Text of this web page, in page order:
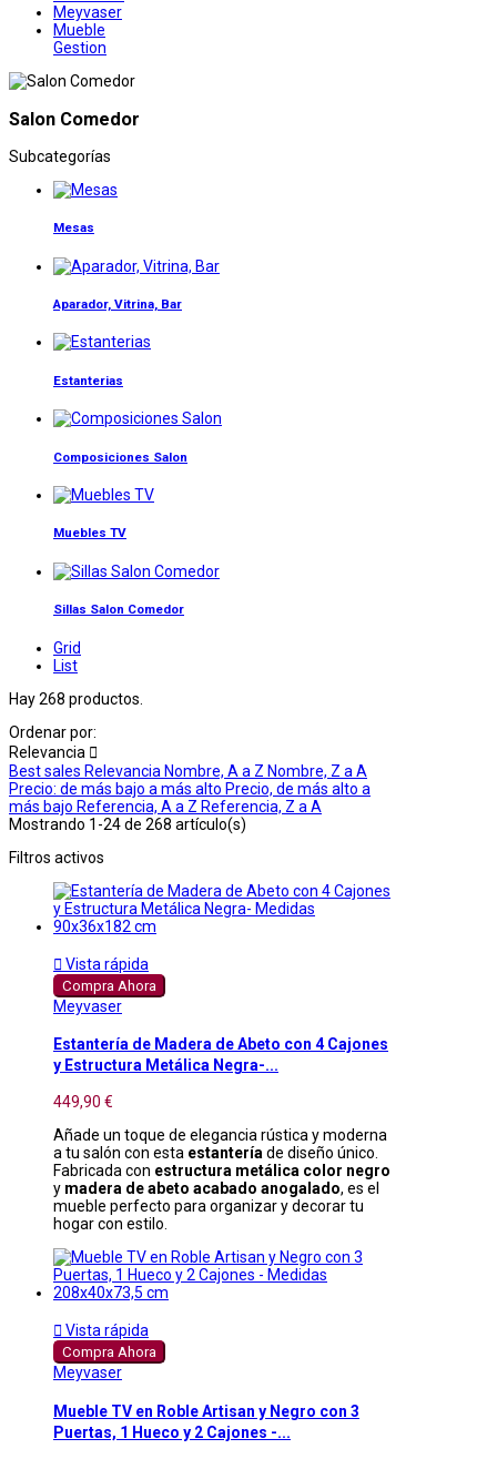
Meyvaser
Mueble
Gestion
Salon Comedor
Subcategorías
Mesas
Aparador, Vitrina, Bar
Estanterias
Composiciones Salon
Muebles TV
Sillas Salon Comedor
Grid
List
Hay 268 productos.
Ordenar por:
Relevancia 
Best sales Relevancia Nombre, A a Z Nombre, Z a A
Precio: de más bajo a más alto Precio, de más alto a
más bajo Referencia, A a Z Referencia, Z a A
Mostrando 1-24 de 268 artículo(s)
Filtros activos
 Vista rápida
Compra Ahora
Meyvaser
Estantería de Madera de Abeto con 4 Cajones
y Estructura Metálica Negra-...
449,90 €
Añade un toque de elegancia rústica y moderna
a tu salón con esta estanteríade diseño único.
Fabricada con estructura metálica color negro
y madera de abeto acabado anogalado, es el
mueble perfecto para organizar y decorar tu
hogar con estilo.
 Vista rápida
Compra Ahora
Meyvaser
Mueble TV en Roble Artisan y Negro con 3
Puertas, 1 Hueco y 2 Cajones -...